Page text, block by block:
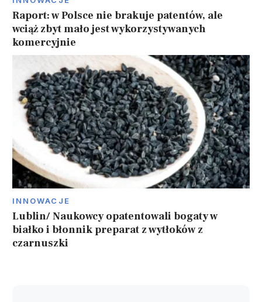
Raport: w Polsce nie brakuje patentów, ale
wciąż zbyt mało jest wykorzystywanych
komercyjnie
INNOWACJE
Lublin/ Naukowcy opatentowali bogaty w
białko i błonnik preparat z wytłoków z
czarnuszki